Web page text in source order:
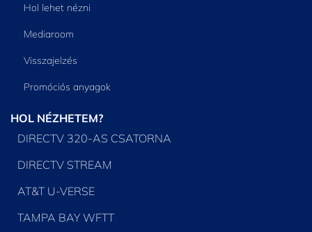
Hol lehet nézni
Mediaroom
Visszajelzés
Promóciós anyagok
HOL NÉZHETEM?
DIRECTV 320-AS CSATORNA
DIRECTV STREAM
AT&T U-VERSE
TAMPA BAY WFTT